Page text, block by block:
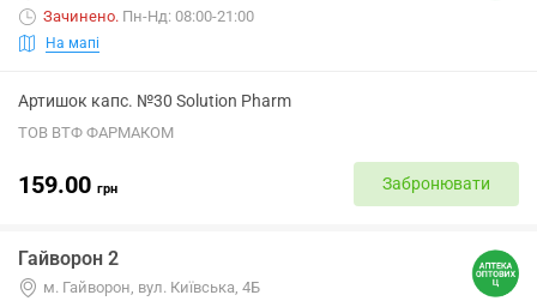
Зачинено. Пн-Нд: 08:00-21:00
На мапі
Артишок капс. №30 Solution Pharm
ТОВ ВТФ ФАРМАКОМ
159.00 грн Забронювати
Гайворон 2
м. Гайворон, вул. Київська, 4Б